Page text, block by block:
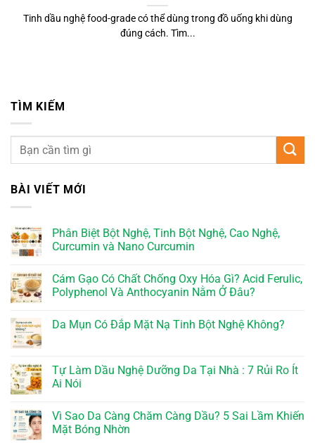
Tinh dầu nghệ food-grade có thể dùng trong đồ uống khi dùng
đúng cách. Tìm...
TÌM KIẾM
BÀI VIẾT MỚI
Phân Biệt Bột Nghệ, Tinh Bột Nghệ, Cao Nghệ,
Curcumin và Nano Curcumin
Cám Gạo Có Chất Chống Oxy Hóa Gì? Acid Ferulic,
Polyphenol Và Anthocyanin Nằm Ở Đâu?
Da Mụn Có Đắp Mặt Nạ Tinh Bột Nghệ Không?
Tự Làm Dầu Nghệ Dưỡng Da Tại Nhà : 7 Rủi Ro Ít
Ai Nói
Vì Sao Da Càng Chăm Càng Dầu? 5 Sai Lầm Khiến
Mặt Bóng Nhờn